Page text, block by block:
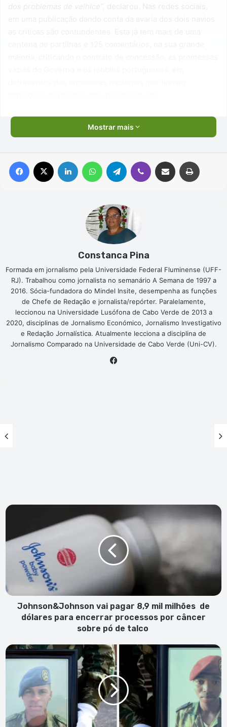
Mostrar mais
Facebook Linkedin WhatsAppTelegram Viber Compartilhar via e-mail
Constanca Pina
Formada em jornalismo pela Universidade Federal Fluminense (UFF-
RJ). Trabalhou como jornalista no semanário A Semana de 1997 a
2016. Sócia-fundadora do Mindel Insite, desempenha as funções
de Chefe de Redação e jornalista/repórter. Paralelamente,
leccionou na Universidade Lusófona de Cabo Verde de 2013 a
2020, disciplinas de Jornalismo Económico, Jornalismo Investigativo
e Redação Jornalística. Atualmente lecciona a disciplina de
Jornalismo Comparado na Universidade de Cabo Verde (Uni-CV).
Johnson&Johnson
8,9
milhões
dólares
para
encerrar
processos
sobre
pó
talco
Johnson&Johnson vai pagar 8,9 mil milhões de
dólares para encerrar processos por câncer
sobre pó de talco
Forte
emoção
cerimónia
fúnebre
militares
Igor